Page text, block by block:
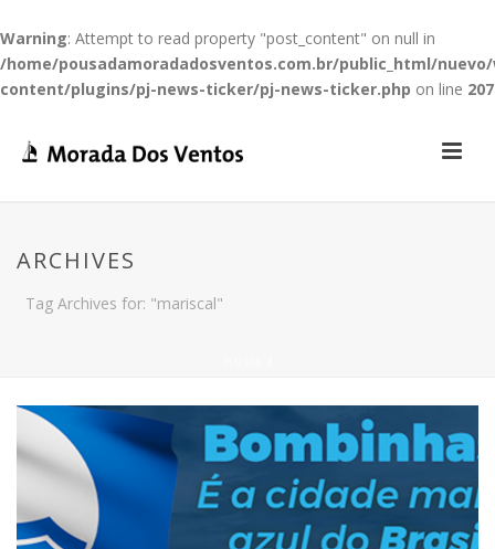
Warning: Attempt to read property "post_content" on null in
/home/pousadamoradadosventos.com.br/public_html/
content/plugins/pj-news-ticker/pj-news-ticker.php on line 207
ARCHIVES
Tag Archives for: "mariscal"